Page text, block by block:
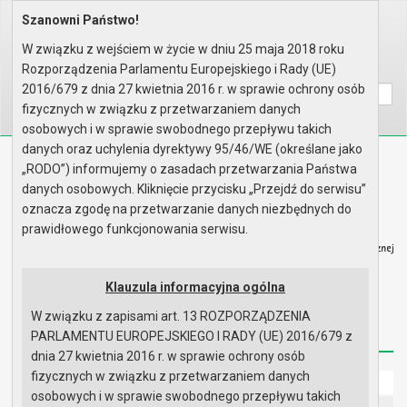
Home Prawo lokalne
Wyszukaj na stronie:
A AA
Biuletyn Informacji Publicznej
Urząd Miasta i Gminy w Gryfinie
Redakcja Instrukcja korzystania Dostępność
Strona główna
Szanowni Państwo!
W związku z wejściem w życie w dniu 25 maja 2018 roku
Rozporządzenia Parlamentu Europejskiego i Rady (UE)
2016/679 z dnia 27 kwietnia 2016 r. w sprawie ochrony osób
fizycznych w związku z przetwarzaniem danych
osobowych i w sprawie swobodnego przepływu takich
danych oraz uchylenia dyrektywy 95/46/WE (określane jako
„RODO”) informujemy o zasadach przetwarzania Państwa
danych osobowych. Kliknięcie przycisku „Przejdź do serwisu”
oznacza zgodę na przetwarzanie danych niezbędnych do
prawidłowego funkcjonowania serwisu.
Klauzula informacyjna ogólna
W związku z zapisami art. 13 ROZPORZĄDZENIA
PARLAMENTU EUROPEJSKIEGO I RADY (UE) 2016/679 z
dnia 27 kwietnia 2016 r. w sprawie ochrony osób
fizycznych w związku z przetwarzaniem danych
osobowych i w sprawie swobodnego przepływu takich